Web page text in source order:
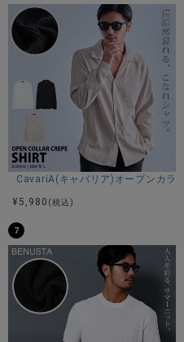
く格上げします。
無駄を削ぎ落としたシンプル
ネートにも取り入れやすく、
デニムやカーゴパンツと合わ
ろん、スラックスと合わせれ
応します。
1枚でさらっと着てもサマに
ナーとしても活躍する万能アイ
快適な機能性と上品なルック
サマーニット。
ドローブに取り入れたいおす
※モデル画像は照明などの影
がございます。
CavariA(キャバリア)オープンカラ
¥ 5,980 (税込)
7